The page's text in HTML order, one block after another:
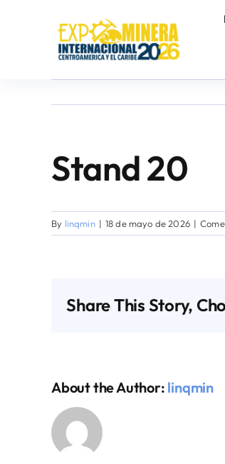
Stand 20
By linqmin | 18 de mayo de 2026 |
Share This Story,
About the Author: linqmin